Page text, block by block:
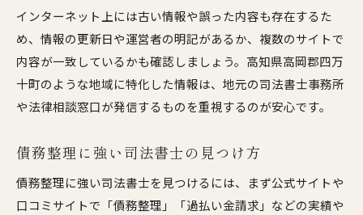
インターネット上には古い情報や誤った内容も存在するた
め、情報の更新日や運営者の明記があるか、複数のサイトで
内容が一致しているかも確認しましょう。高知県高岡郡四万
十町のような地域に特化した情報は、地元の司法書士事務所
や法律相談窓口が発信するものを重視するのが安心です。
債務整理に強い司法書士の見つけ方
債務整理に強い司法書士を見つけるには、まず公式サイトや
口コミサイトで「債務整理」「過払い金請求」などの実績や